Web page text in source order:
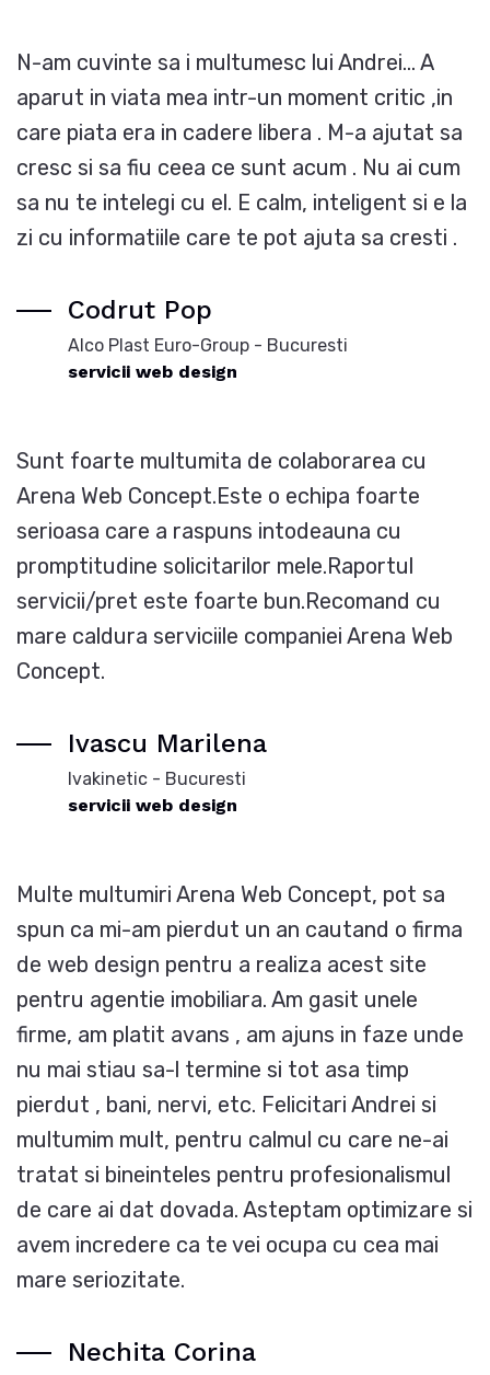
N-am cuvinte sa i multumesc lui Andrei... A
aparut in viata mea intr-un moment critic ,in
care piata era in cadere libera . M-a ajutat sa
cresc si sa fiu ceea ce sunt acum . Nu ai cum
sa nu te intelegi cu el. E calm, inteligent si e la
zi cu informatiile care te pot ajuta sa cresti .
Codrut Pop
Alco Plast Euro-Group - Bucuresti
servicii web design
Sunt foarte multumita de colaborarea cu
Arena Web Concept.Este o echipa foarte
serioasa care a raspuns intodeauna cu
promptitudine solicitarilor mele.Raportul
servicii/pret este foarte bun.Recomand cu
mare caldura serviciile companiei Arena Web
Concept.
Ivascu Marilena
Ivakinetic - Bucuresti
servicii web design
Multe multumiri Arena Web Concept, pot sa
spun ca mi-am pierdut un an cautand o firma
de web design pentru a realiza acest site
pentru agentie imobiliara. Am gasit unele
firme, am platit avans , am ajuns in faze unde
nu mai stiau sa-l termine si tot asa timp
pierdut , bani, nervi, etc. Felicitari Andrei si
multumim mult, pentru calmul cu care ne-ai
tratat si bineinteles pentru profesionalismul
de care ai dat dovada. Asteptam optimizare si
avem incredere ca te vei ocupa cu cea mai
mare seriozitate.
Nechita Corina